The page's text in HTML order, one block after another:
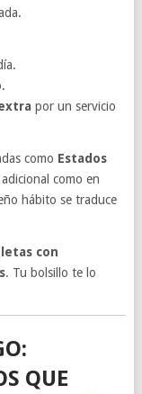
por un servicio
como Estados
como en
hábito se traduce
con
. Tu bolsillo te lo
QUE